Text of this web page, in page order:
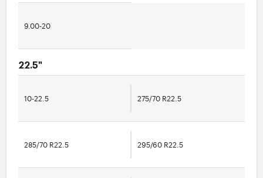
9.00-20
22.5"
10-22.5 275/70 R22.5
285/70 R22.5 295/60 R22.5